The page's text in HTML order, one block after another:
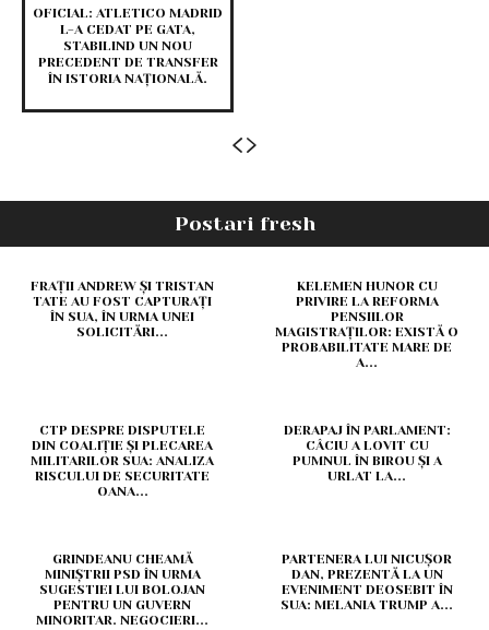
OFICIAL: ATLETICO MADRID
L-A CEDAT PE GATA,
STABILIND UN NOU
PRECEDENT DE TRANSFER
ÎN ISTORIA NAȚIONALĂ.
Postari fresh
FRAȚII ANDREW ȘI TRISTAN
TATE AU FOST CAPTURAȚI
ÎN SUA, ÎN URMA UNEI
SOLICITĂRI...
KELEMEN HUNOR CU
PRIVIRE LA REFORMA
PENSIILOR
MAGISTRAȚILOR: EXISTĂ O
PROBABILITATE MARE DE
A...
CTP DESPRE DISPUTELE
DIN COALIȚIE ȘI PLECAREA
MILITARILOR SUA: ANALIZA
RISCULUI DE SECURITATE
OANA...
DERAPAJ ÎN PARLAMENT:
CÂCIU A LOVIT CU
PUMNUL ÎN BIROU ȘI A
URLAT LA...
GRINDEANU CHEAMĂ
MINIȘTRII PSD ÎN URMA
SUGESTIEI LUI BOLOJAN
PENTRU UN GUVERN
MINORITAR. NEGOCIERI...
PARTENERA LUI NICUȘOR
DAN, PREZENTĂ LA UN
EVENIMENT DEOSEBIT ÎN
SUA: MELANIA TRUMP A...